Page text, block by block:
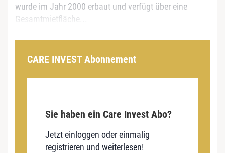
wurde im Jahr 2000 erbaut und verfügt über eine
Gesamtmietfläche...
CARE INVEST Abonnement
Sie haben ein Care Invest Abo?
Jetzt einloggen oder einmalig
registrieren und weiterlesen!